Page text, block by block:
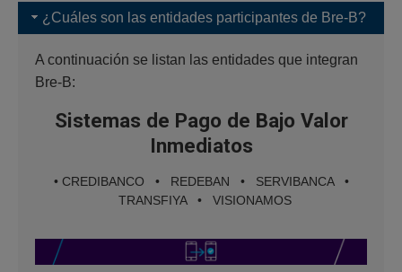
¿Cuáles son las entidades participantes de Bre-B?
A continuación se listan las entidades que integran
Bre-B:
Sistemas de Pago de Bajo Valor
Inmediatos
• CREDIBANCO • REDEBAN • SERVIBANCA •
TRANSFIYA • VISIONAMOS